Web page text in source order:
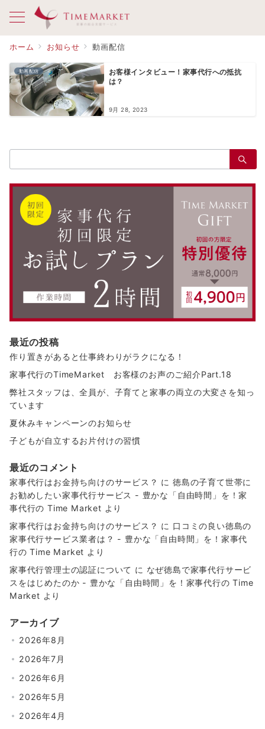
ホーム お知らせ 動画配信
動画配信
お客様インタビュー！家事代行への抵抗
は？
9月 28, 2023
索：
最近の投稿
作り置きがあると仕事終わりがラクになる！
家事代行のTimeMarket お客様のお声のご紹介Part.18
弊社スタッフは、全員が、子育てと家事の両立の大変さを知っ
ています
夏休みキャンペーンのお知らせ
子どもが自立するお片付けの習慣
最近のコメント
家事代行はお金持ち向けのサービス？ に徳島の子育て世帯に
お勧めしたい家事代行サービス - 豊かな「自由時間」を！家
事代行の Time Market より
家事代行はお金持ち向けのサービス？ に 口コミの良い徳島の
家事代行サービス業者は？ - 豊かな「自由時間」を！家事代
行の Time Market より
家事代行管理士の認証について に なぜ徳島で家事代行サービ
スをはじめたのか - 豊かな「自由時間」を！家事代行の Time
Market より
アーカイブ
2026年8月
2026年7月
2026年6月
2026年5月
2026年4月